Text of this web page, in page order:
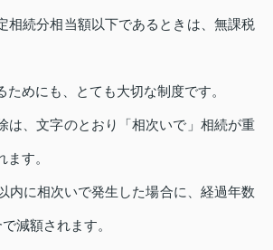
相続分相当額以下であるときは、無課税
ためにも、とても大切な制度です。
は、文字のとおり「相次いで」相続が重
す。
内に相次いで発生した場合に、経過年数
減額されます。